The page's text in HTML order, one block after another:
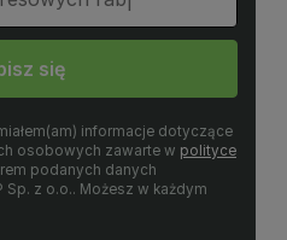
się
informacje dotyczące
osobowych zawarte w polityce
podanych danych
Sp. z o.o.. Możesz w każdym